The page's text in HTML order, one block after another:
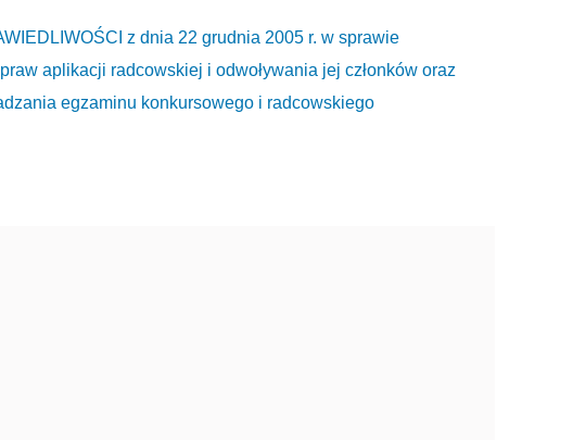
z dnia 22 grudnia 2005 r. w sprawie
aplikacji radcowskiej i odwoływania jej członków oraz
egzaminu konkursowego i radcowskiego